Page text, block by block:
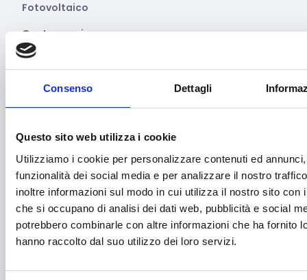
Consenso Dettagli
Questo sito web utilizza i cookie
Utilizziamo i cookie per personalizzare contenuti ed
funzionalità dei social media e per analizzare il nostro
inoltre informazioni sul modo in cui utilizza il nostro sito con
che si occupano di analisi dei dati web, pubblicità e social
potrebbero combinarle con altre informazioni che ha fornito
hanno raccolto dal suo utilizzo dei loro servizi.
Fotovoltaico
Gastronomia
Giustizia e sicurezza
Green economy
Impianti sportivi
Imprenditoria femminile
Inclusione Sociale e Solidarietà
Innovazione tecnologica, digitalizzazione, ICT
Intelligenza Artificiale
Internazionalizzazione
Libro e lettura